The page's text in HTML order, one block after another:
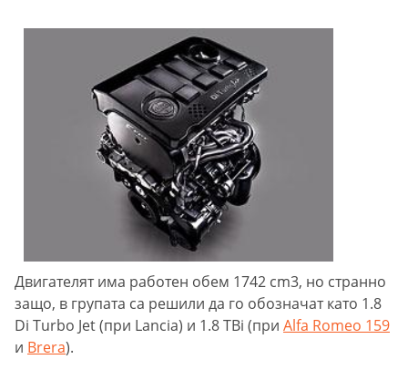
Двигателят има работен обем 1742 cm3, но странно
защо, в групата са решили да го обозначат като 1.8
Di Turbo Jet (при Lancia) и 1.8 TBi (при Alfa Romeo 159
и Brera).